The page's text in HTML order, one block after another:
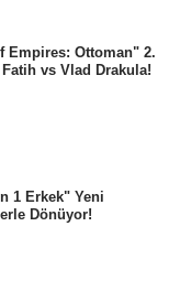
Empires: Ottoman" 2.
vs Vlad Drakula!
1 Erkek" Yeni
Dönüyor!